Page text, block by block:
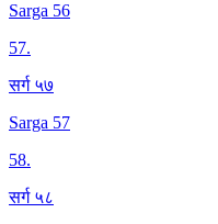
Sarga 56
57.
सर्ग ५७
Sarga 57
58.
सर्ग ५८